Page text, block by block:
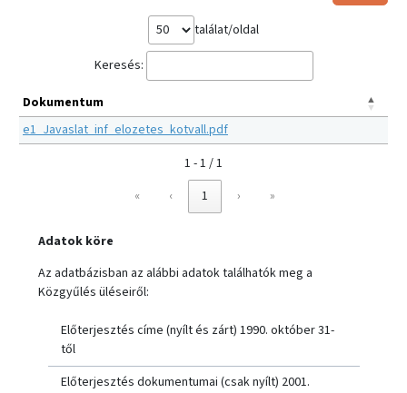
találat/oldal
Keresés:
Dokumentum
e1_Javaslat_inf_elozetes_kotvall.pdf
1 - 1 / 1
«
‹ 1 › »
Adatok köre
Az adatbázisban az alábbi adatok találhatók meg a
Közgyűlés üléseiről:
Előterjesztés címe (nyílt és zárt) 1990. október 31-
től
Előterjesztés dokumentumai (csak nyílt) 2001.